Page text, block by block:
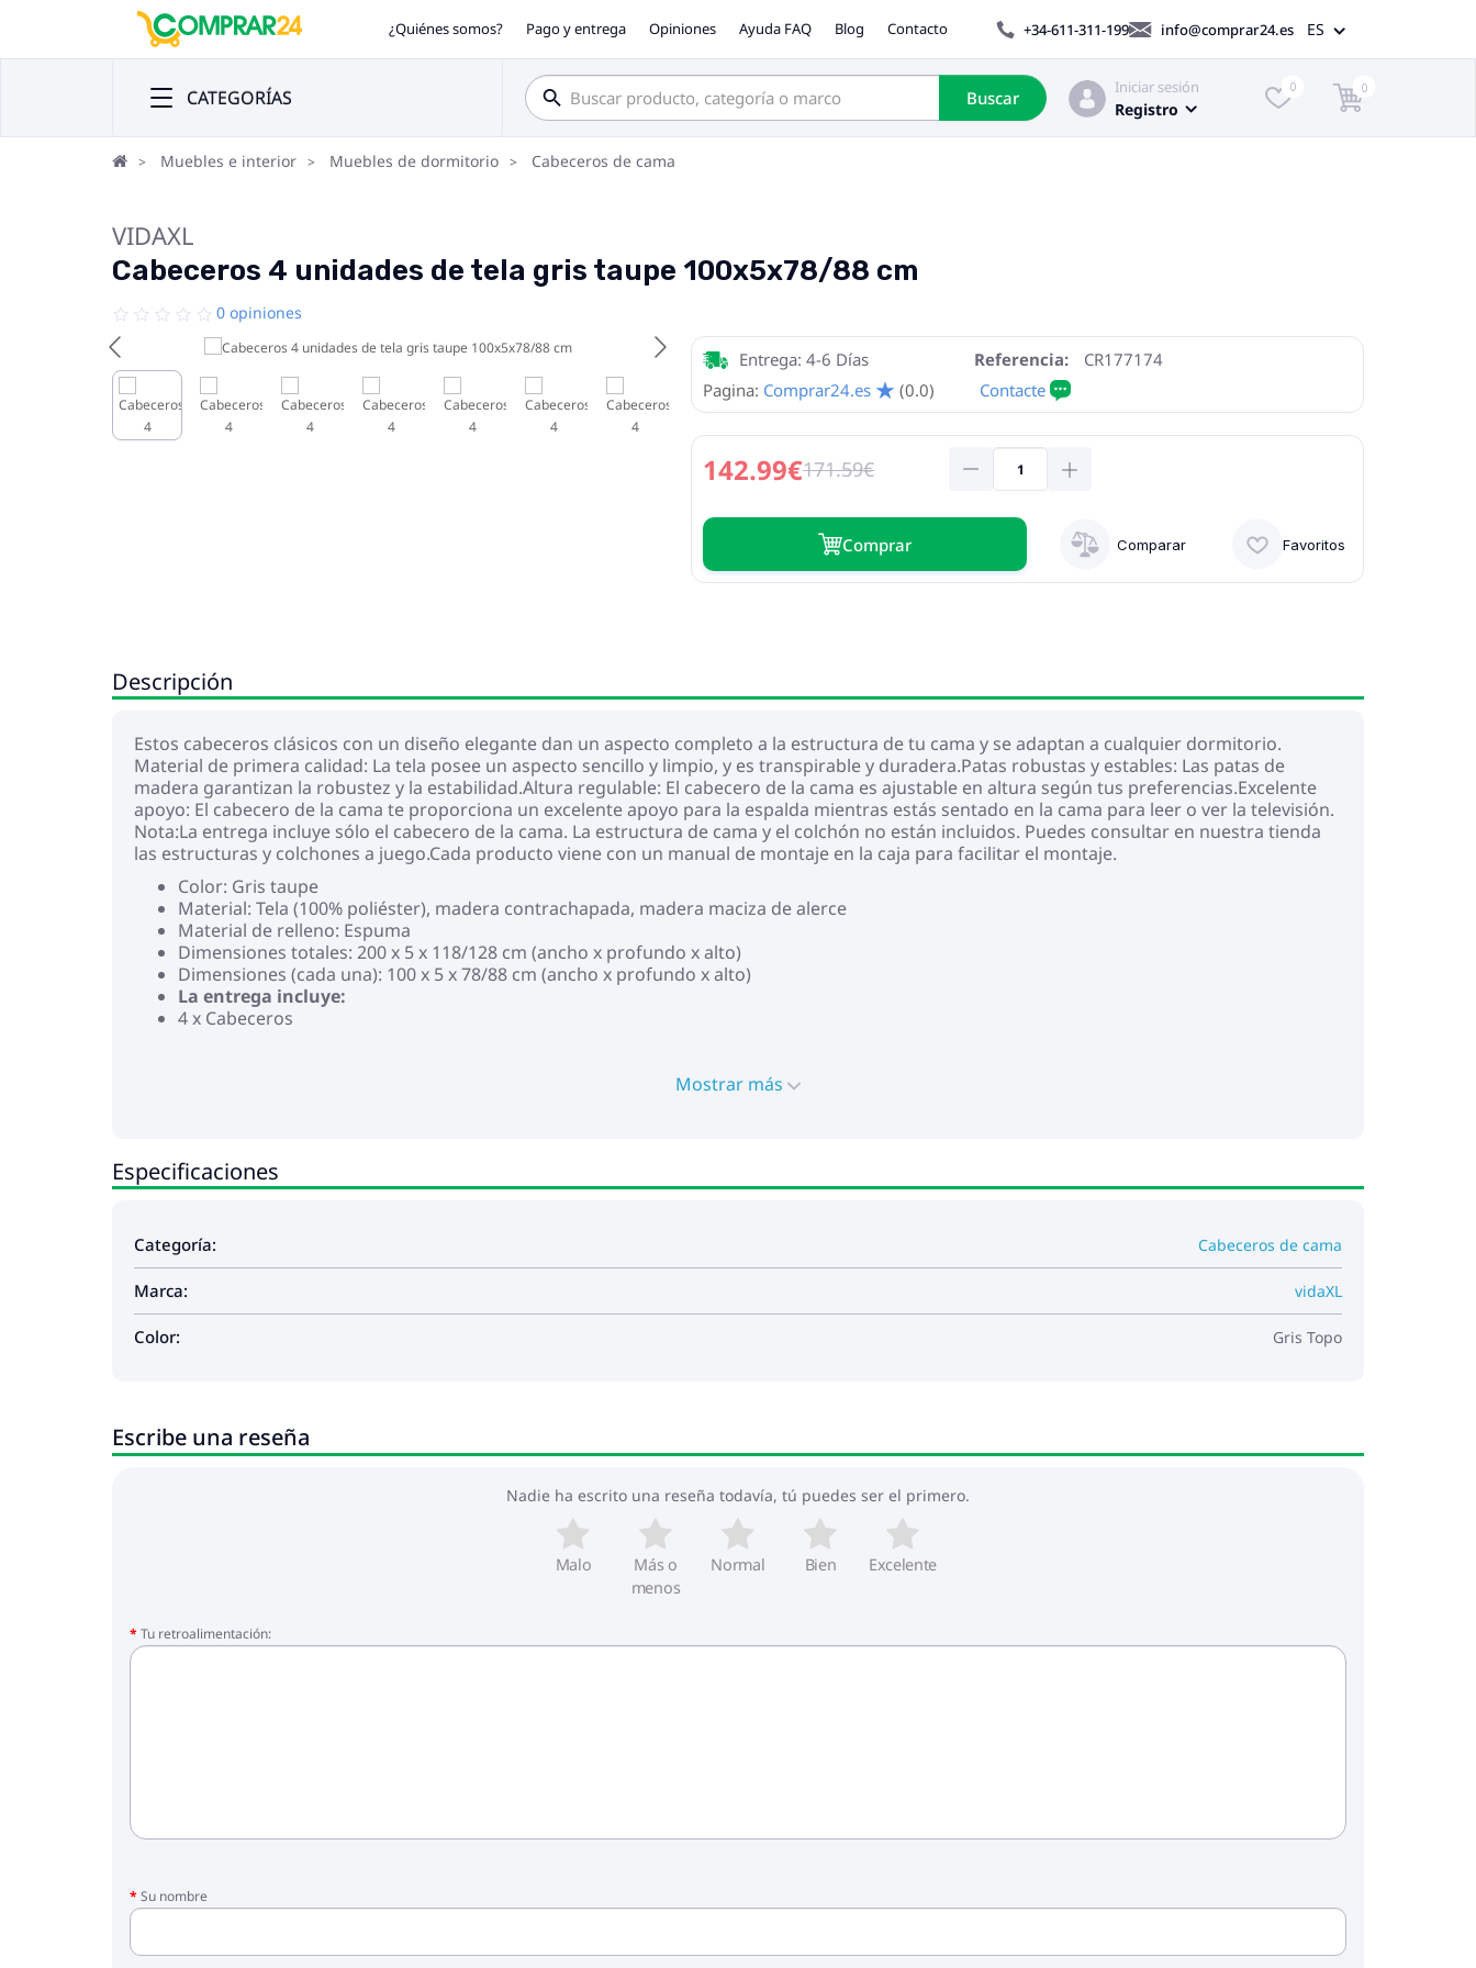
¿Quiénes somos? Pago y entrega Opiniones Ayuda FAQ Blog Contacto +34-611-311-199 info@comprar24.es ES
CATEGORÍAS Buscar
Iniciar sesión
Registro
0 0
Muebles e interior Muebles de dormitorio Cabeceros de cama
VIDAXL
Cabeceros 4 unidades de tela gris taupe 100x5x78/88 cm
0 opiniones
Entrega: 4-6 Días Referencia:
CR177174
Pagina: Comprar24.es (0.0)
142.99€171.59€
Сomprar Favoritos
Comparar
Descripción
Estos cabeceros clásicos con un diseño elegante dan un aspecto completo a la estructura de tu cama y se adaptan a cualquier dormitorio.
Material de primera calidad: La tela posee un aspecto sencillo y limpio, y es transpirable y duradera.Patas robustas y estables: Las patas de
madera garantizan la robustez y la estabilidad.Altura regulable: El cabecero de la cama es ajustable en altura según tus preferencias.Excelente
apoyo: El cabecero de la cama te proporciona un excelente apoyo para la espalda mientras estás sentado en la cama para leer o ver la televisión.
Nota:La entrega incluye sólo el cabecero de la cama. La estructura de cama y el colchón no están incluidos. Puedes consultar en nuestra tienda
las estructuras y colchones a juego.Cada producto viene con un manual de montaje en la caja para facilitar el montaje.
Color: Gris taupe
Material: Tela (100% poliéster), madera contrachapada, madera maciza de alerce
Material de relleno: Espuma
Dimensiones totales: 200 x 5 x 118/128 cm (ancho x profundo x alto)
Dimensiones (cada una): 100 x 5 x 78/88 cm (ancho x profundo x alto)
La entrega incluye:
4 x Cabeceros
Mostrar más
Especificaciones
Categoría: Cabeceros de cama
Marca: vidaXL
Color: Gris Topo
Escribe una reseña
Nadie ha escrito una reseña todavía, tú puedes ser el primero.
Malo
Más o
menos
Normal Bien Excelente
Tu retroalimentación:
Su nombre